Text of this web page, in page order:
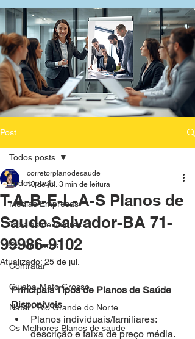
Post
Todos posts
Medias Empresas
Tabelas de Valores
Os Melhores
Contratar
Cuiaba-Mato Grosso
Natal - Rio Grande do Norte
Os Melhores Planos de saude
Todos posts
T-A-B-E-L-A-S Planos de
Saude Salvador-BA 71-
99986-9102
corretorplanodesaude
10 de jul. 3 min de leitura
Atualizado: 25 de jul.
Principais Tipos de Planos de Saúde
Disponíveis
Planos individuais/familiares:
descrição e faixa de preço média.